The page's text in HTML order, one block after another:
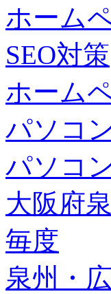
ホーム
SEO対策
ホーム
パソコ
パソコ
大阪府
毎度
泉州・